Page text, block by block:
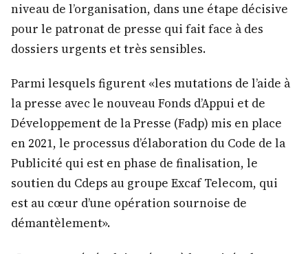
niveau de l’organisation, dans une étape décisive
pour le patronat de presse qui fait face à des
dossiers urgents et très sensibles.
Parmi lesquels figurent «les mutations de l’aide à
la presse avec le nouveau Fonds d’Appui et de
Développement de la Presse (Fadp) mis en place
en 2021, le processus d’élaboration du Code de la
Publicité qui est en phase de finalisation, le
soutien du Cdeps au groupe Excaf Telecom, qui
est au cœur d’une opération sournoise de
démantèlement».